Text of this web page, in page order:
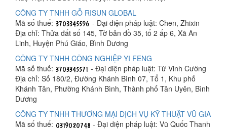
CÔNG TY TNHH GỖ RISUN GLOBAL
Mã số thuế:
- Đại diện pháp luật: Chen, Zhixin
Địa chỉ: Thửa đất số 145, Tờ bản đồ 35, tổ 2 ấp 6, Xã An
Linh, Huyện Phú Giáo, Bình Dương
CÔNG TY TNHH CÔNG NGHIỆP YI FENG
Mã số thuế:
- Đại diện pháp luật: Từ Vinh Cường
Địa chỉ: Số 180/2, Đường Khánh Bình 07, Tổ 1, Khu phố
Khánh Tân, Phường Khánh Bình, Thành phố Tân Uyên, Bình
Dương
CÔNG TY TNHH THƯƠNG MẠI DỊCH VỤ KỸ THUẬT VŨ GIA
Mã số thuế:
- Đại diện pháp luật: Vũ Quốc Thanh